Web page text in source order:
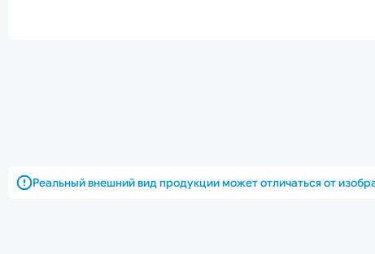
Реальный внешний вид продукции может отличаться от